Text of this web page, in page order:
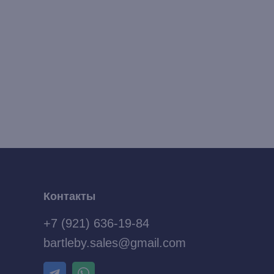
Контакты
+7 (921) 636-19-84
bartleby.sales@gmail.com